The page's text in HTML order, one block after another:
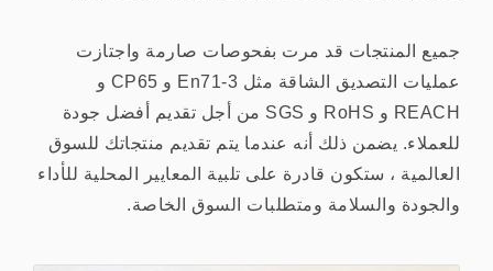
جميع المنتجات قد مرت بفحوصات صارمة واجتازت
عمليات التصديق الشاقة مثل En71-3 و CP65 و
REACH و RoHS و SGS من أجل تقديم أفضل جودة
للعملاء. يضمن ذلك أنه عندما يتم تقديم منتجاتك للسوق
العالمية ، ستكون قادرة على تلبية المعايير المحلية للأداء
والجودة والسلامة ومتطلبات السوق الخاصة.